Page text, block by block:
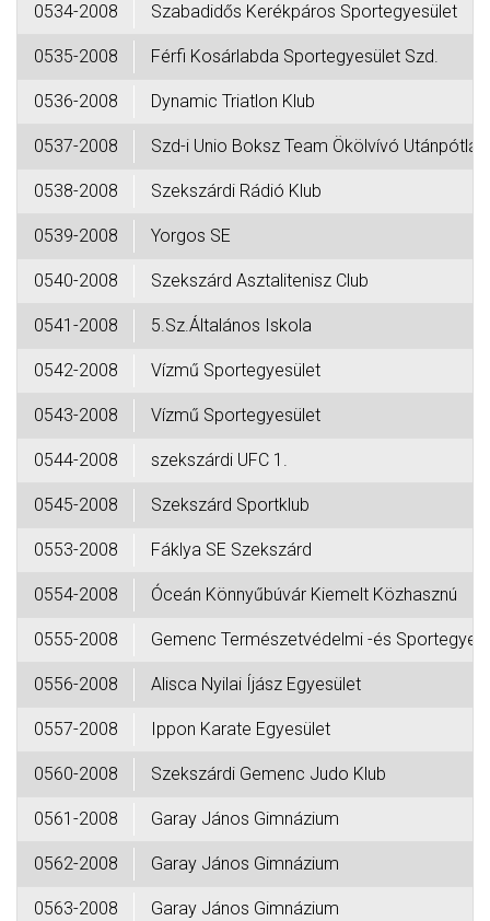
0534-2008 Szabadidős Kerékpáros Sportegyesület
0535-2008 Férfi Kosárlabda Sportegyesület Szd.
0536-2008 Dynamic Triatlon Klub
0537-2008 Szd-i Unio Boksz Team Ökölvívó
0538-2008 Szekszárdi Rádió Klub
0539-2008 Yorgos SE
0540-2008 Szekszárd Asztalitenisz Club
0541-2008 5.Sz.Általános Iskola
0542-2008 Vízmű Sportegyesület
0543-2008 Vízmű Sportegyesület
0544-2008 szekszárdi UFC 1.
0545-2008 Szekszárd Sportklub
0553-2008 Fáklya SE Szekszárd
0554-2008 Óceán Könnyűbúvár Kiemelt Közhasznú
0555-2008 Gemenc Természetvédelmi -és
0556-2008 Alisca Nyilai Íjász Egyesület
0557-2008 Ippon Karate Egyesület
0560-2008 Szekszárdi Gemenc Judo Klub
0561-2008 Garay János Gimnázium
0562-2008 Garay János Gimnázium
0563-2008 Garay János Gimnázium